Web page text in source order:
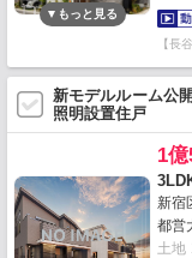
【長
新モデルルーム公
照明設置住戸
1億
新宿
都営
土地